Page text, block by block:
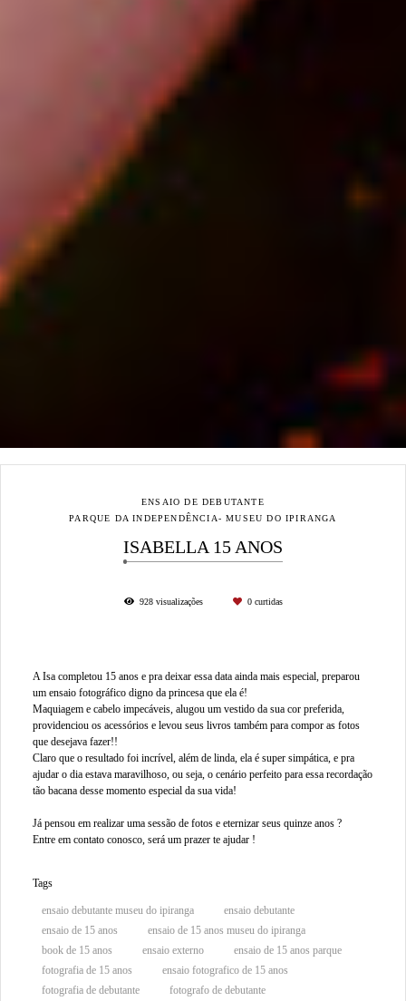
ENSAIO DE DEBUTANTE
PARQUE DA INDEPENDÊNCIA- MUSEU DO IPIRANGA
ISABELLA 15 ANOS
928visualizações 0curtidas
A Isa completou 15 anos e pra deixar essa data ainda mais especial, preparou
um ensaio fotográfico digno da princesa que ela é!
Maquiagem e cabelo impecáveis, alugou um vestido da sua cor preferida,
providenciou os acessórios e levou seus livros também para compor as fotos
que desejava fazer!!
Claro que o resultado foi incrível, além de linda, ela é super simpática, e pra
ajudar o dia estava maravilhoso, ou seja, o cenário perfeito para essa recordação
tão bacana desse momento especial da sua vida!
Já pensou em realizar uma sessão de fotos e eternizar seus quinze anos ?
Entre em contato conosco, será um prazer te ajudar !
Tags
ensaio debutante museu do ipiranga
ensaio debutante
ensaio de 15 anos
ensaio de 15 anos museu do ipiranga
book de 15 anos
ensaio externo
ensaio de 15 anos parque
fotografia de 15 anos
ensaio fotografico de 15 anos
fotografia de debutante
fotografo de debutante